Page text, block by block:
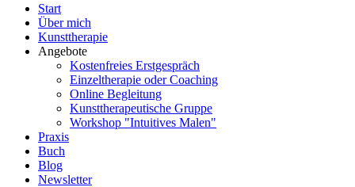
Start
Über mich
Kunsttherapie
Angebote
Kostenfreies Erstgespräch
Einzeltherapie oder Coaching
Online Begleitung
Kunsttherapeutische Gruppe
Workshop "Intuitives Malen"
Praxis
Buch
Blog
Newsletter